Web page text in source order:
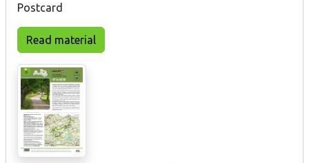
Postcard
Read material